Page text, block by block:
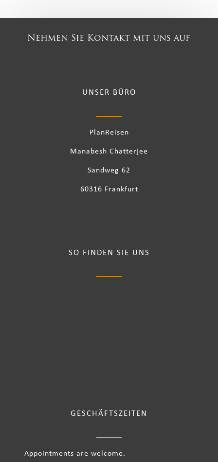
Nehmen Sie Kontakt mit uns auf
UNSER BÜRO
PlanReisen
Manabesh Chatterjee
Sandweg 62
60316 Frankfurt
SO FINDEN SIE UNS
GESCHÄFTSZEITEN
Appointments are welcome.